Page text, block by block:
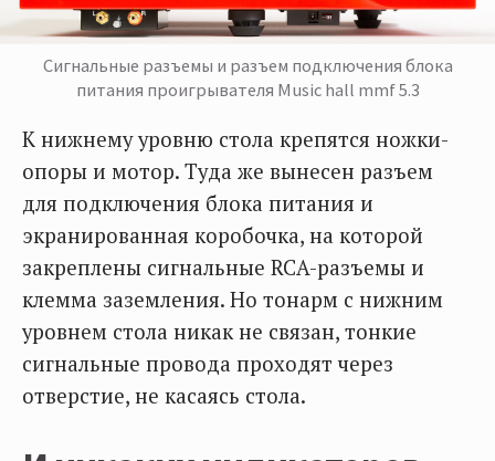
Сигнальные разъемы и разъем подключения блока
питания проигрывателя Music hall mmf 5.3
К нижнему уровню стола крепятся ножки-
опоры и мотор. Туда же вынесен разъем
для подключения блока питания и
экранированная коробочка, на которой
закреплены сигнальные RCA-разъемы и
клемма заземления. Но тонарм с нижним
уровнем стола никак не связан, тонкие
сигнальные провода проходят через
отверстие, не касаясь стола.